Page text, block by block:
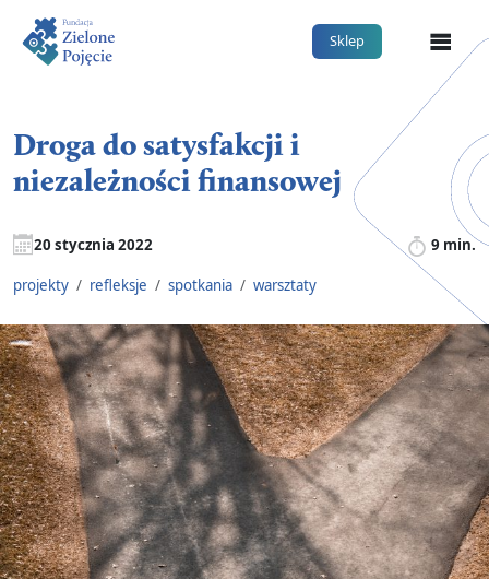
Sklep
Droga do satysfakcji i
niezależności finansowej
20 stycznia 2022 9 min.
projekty / refleksje / spotkania / warsztaty